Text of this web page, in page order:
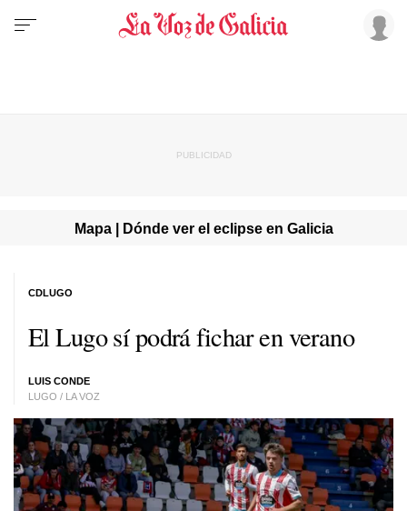
Mapa | Dónde ver el eclipse en Galicia
El Lugo sí podrá fichar en verano
LUIS CONDE
LUGO / LA VOZ
CDLUGO